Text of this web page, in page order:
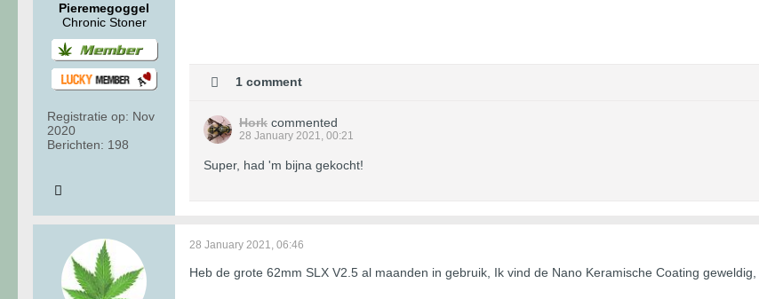
Pieremegoggel
Chronic Stoner
Registratie op: Nov
2020
Berichten: 198
1 comment
Hork commented
28 January 2021, 00:21
Super, had 'm bijna gekocht!
28 January 2021, 06:46
Heb de grote 62mm SLX V2.5 al maanden in gebruik, Ik vind de Nano Keramische Coating geweldig,